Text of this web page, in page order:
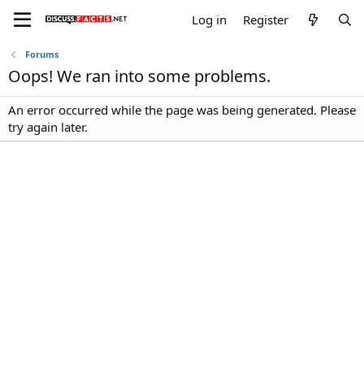
Log in Register
Forums
Oops! We ran into some problems.
An error occurred while the page was being generated. Please
try again later.